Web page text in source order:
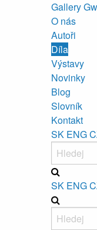
Gallery
O nás
Autoři
Díla
Výstavy
Novinky
Blog
Slovník
Kontakt
SK ENG
SK ENG